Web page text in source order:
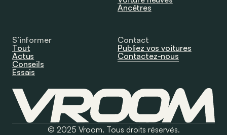
Ancêtres
S’informer
Tout
Actus
Conseils
Essais
Contact
Publiez vos voitures
Contactez-nous
© 2025 Vroom. Tous droits réservés.